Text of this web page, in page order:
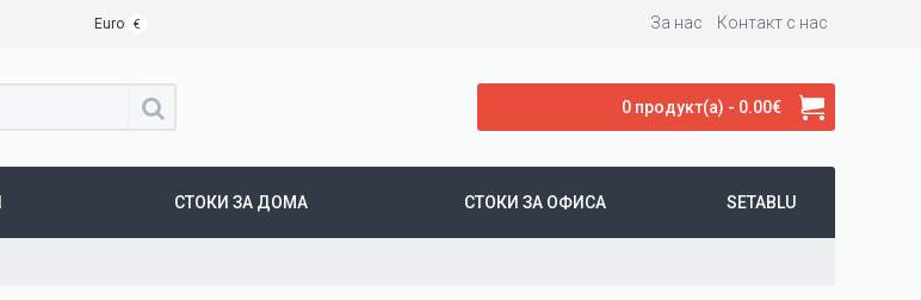
Euro € За нас Контакт с нас
0 продукт(а) - 0.00€
СТОКИ ЗА ДОМА СТОКИ ЗА ОФИСА SETABLU